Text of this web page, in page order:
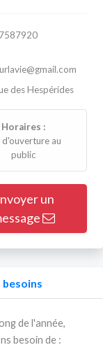
des Hespérides
Horaires :
d'ouverture au
public
un
de l'année,
besoin de :